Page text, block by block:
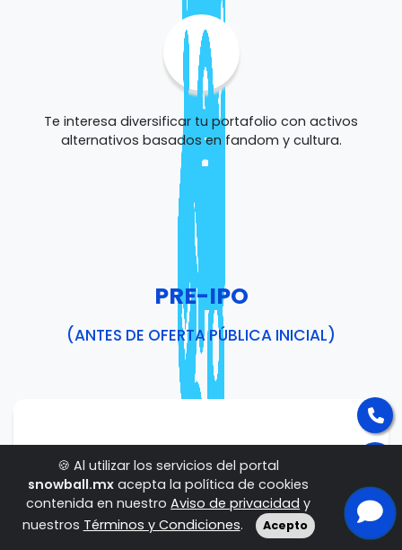
Te interesa diversificar tu portafolio con activos
alternativos basados en fandom y cultura.
PRE-IPO
(ANTES DE OFERTA PÚBLICA INICIAL)
¿Qué es pre-IPO?
Pre = antes y IPO = initial public offering
Es la oportunidad para invertir en una
empresa antes de que salga a cotizar en la
🍪 Al utilizar los servicios del portal
snowball.mx acepta la política de cookies
contenida en nuestroAviso de privacidad y
nuestros Términos y Condiciones. Acepto